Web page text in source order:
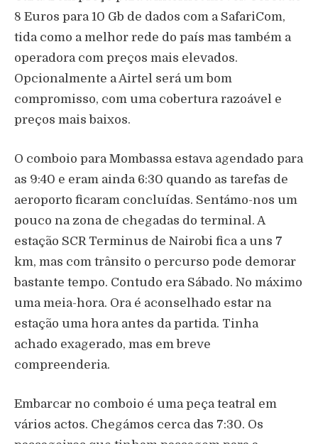
8 Euros para 10 Gb de dados com a SafariCom,
tida como a melhor rede do país mas também a
operadora com preços mais elevados.
Opcionalmente a Airtel será um bom
compromisso, com uma cobertura razoável e
preços mais baixos.
O comboio para Mombassa estava agendado para
as 9:40 e eram ainda 6:30 quando as tarefas de
aeroporto ficaram concluídas. Sentámo-nos um
pouco na zona de chegadas do terminal. A
estação SCR Terminus de Nairobi fica a uns 7
km, mas com trânsito o percurso pode demorar
bastante tempo. Contudo era Sábado. No máximo
uma meia-hora. Ora é aconselhado estar na
estação uma hora antes da partida. Tinha
achado exagerado, mas em breve
compreenderia.
Embarcar no comboio é uma peça teatral em
vários actos. Chegámos cerca das 7:30. Os